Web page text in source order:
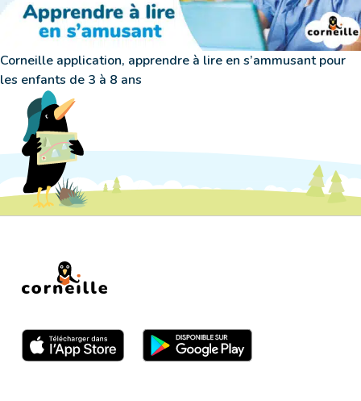
Corneille application, apprendre à lire en s’ammusant pour
les enfants de 3 à 8 ans